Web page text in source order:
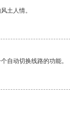
土人情。
自动切换线路的功能。